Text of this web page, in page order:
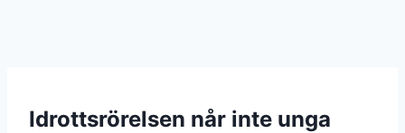
Idrottsrörelsen når inte unga